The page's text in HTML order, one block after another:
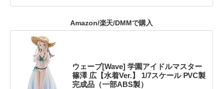
Amazon/楽天/DMMで購入
ウェーブ[Wave] 学園アイドルマスター
篠澤 広【水着Ver.】 1/7スケール PVC製
完成品（一部ABS製）